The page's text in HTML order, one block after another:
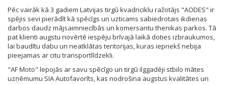
Pēc vairāk kā 3 gadiem Latvijas tirgū kvadriciklu ražotājs "AODES" ir
spējis sevi pierādīt kā spēcīgs un uzticams sabiedrotais ikdienas
darbos daudz mājsaimniecībās un komersantu thenikas parkos. Tā
pat klienti augstu novērtē iespēju brīvajā laikā doties izbraukumos,
lai baudītu dabu un neatklātas teritorijas, kuras iepriekš nebija
pieejamas ar citu transportlīdzekli.
"AF Moto" lepojās ar savu spēcīgo un tirgū ilggadēji stbilo mātes
uzņēmumu SIA Autofavorīts, kas nodrošina augstus kvalitātes un